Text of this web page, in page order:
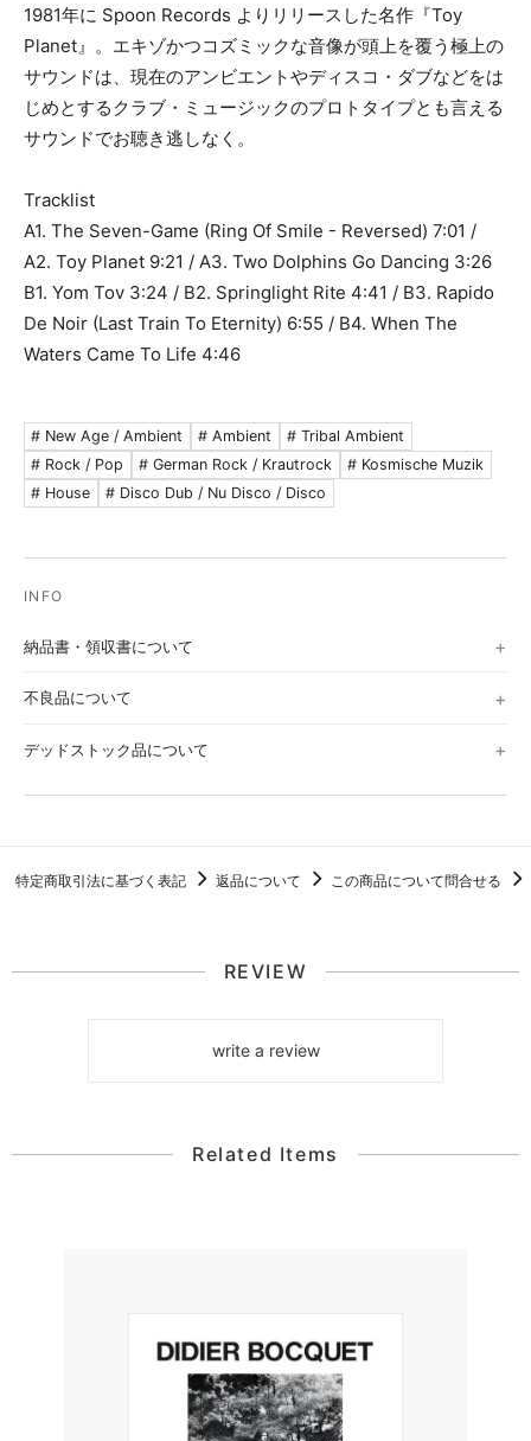
レコード
CD
その他
メールアドレス（必須）
1981年に Spoon Records よりリリースした名作『Toy
Planet』。エキゾかつコズミックな音像が頭上を覆う極上の
サウンドは、現在のアンビエントやディスコ・ダブなどをは
じめとするクラブ・ミュージックのプロトタイプとも言える
サウンドでお聴き逃しなく。
Tracklist
A1. The Seven-Game (Ring Of Smile - Reversed) 7:01 /
A2. Toy Planet 9:21 / A3. Two Dolphins Go Dancing 3:26
B1. Yom Tov 3:24 / B2. Springlight Rite 4:41 / B3. Rapido
De Noir (Last Train To Eternity) 6:55 / B4. When The
Waters Came To Life 4:46
# New Age / Ambient # Ambient
# Tribal Ambient
# Rock / Pop
# German Rock / Krautrock
# Kosmische Muzik
# House
# Disco Dub / Nu Disco / Disco
納品書・領収書について
不良品について
デッドストック品について
特定商取引法に基づく表記 返品について この商品について問合せる
REVIEW
write a review
Related Items